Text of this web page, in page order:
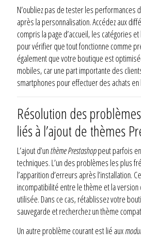
N’oubliez pas de tester les performances
après la personnalisation. Accédez aux
compris la page d’accueil, les catégories
pour vérifier que tout fonctionne comme
également que votre boutique est
mobiles, car une part importante des
smartphones pour effectuer des achats en
Résolution des
liés à l’ajout de thèmes
L’ajout d’unthème Prestashoppeut parfois
techniques. L’un des problèmes les plus
l’apparition d’erreurs après l’installation.
incompatibilité entre le thème et la
utilisée. Dans ce cas, rétablissez votre
sauvegarde et recherchez un thème
Un autre problème courant est lié aux